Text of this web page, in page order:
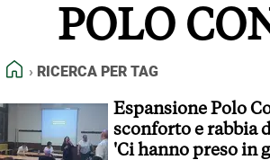
FEED RSS
NORMATIVE DEONTOLOGICHE
TERMINI e CONDIZIONI
POLO
HOME
RICERCA PER TAG
Espansione Polo
sconforto e rabbia
'Ci hanno preso in